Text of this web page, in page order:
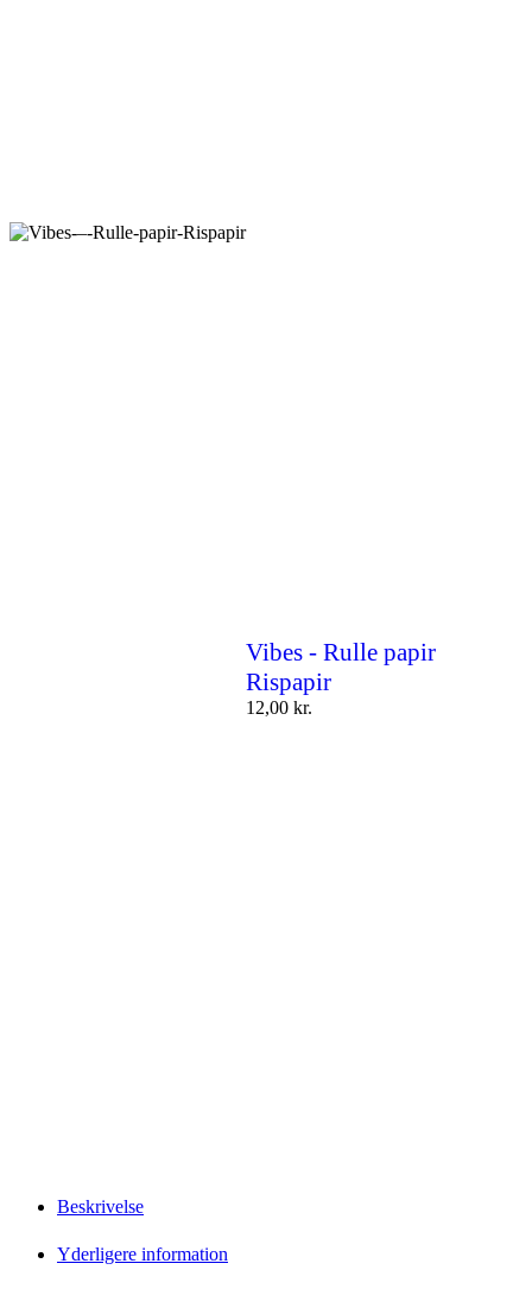
Vibes - Rulle papir
Rispapir
12,00 kr.
Beskrivelse
Yderligere information